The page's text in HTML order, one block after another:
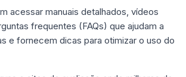
acessar manuais detalhados, vídeos
frequentes (FAQs) que ajudam a
e fornecem dicas para otimizar o uso do